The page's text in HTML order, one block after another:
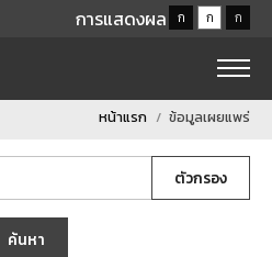
การแสดงผล ก ก ก
หน้าแรก ข้อมูลเผยแพร่
ตัวกรอง
ค้นหา